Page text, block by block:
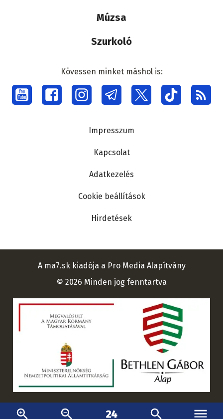
Múzsa
Szurkoló
Social
menu
Kövessen minket máshol is:
Impresszum
Kapcsolat
Adatkezelés
Cookie beállítások
Hirdetések
A ma7.sk kiadója a Pro Media Alapítvány
© 2026 Minden jog fenntartva